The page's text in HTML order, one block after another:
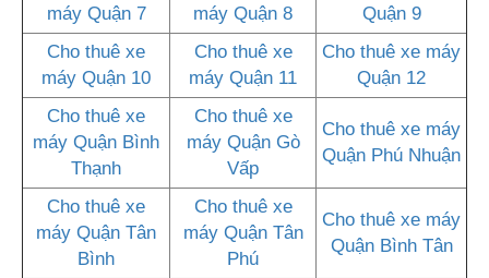
máy Quận 7
máy Quận 8
Quận 9
Cho thuê xe
máy Quận 10
Cho thuê xe
máy Quận 11
Cho thuê xe máy
Quận 12
Cho thuê xe
máy Quận Bình
Thạnh
Cho thuê xe
máy Quận Gò
Vấp
Cho thuê xe máy
Quận Phú Nhuận
Cho thuê xe
máy Quận Tân
Bình
Cho thuê xe
máy Quận Tân
Phú
Cho thuê xe máy
Quận Bình Tân